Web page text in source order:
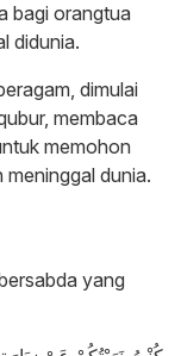
bagi orangtua
didunia.
dimulai
membaca
memohon
dunia.
yang